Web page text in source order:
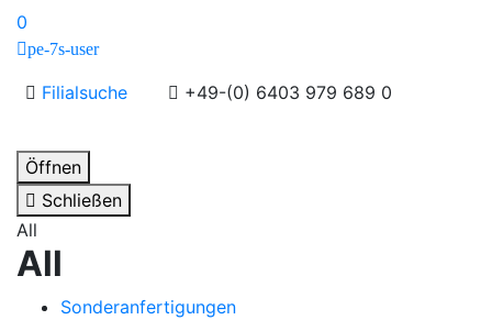
0
pe-7s-user
Filialsuche +49-(0) 6403 979 689 0
Öffnen
Schließen
All
All
Sonderanfertigungen